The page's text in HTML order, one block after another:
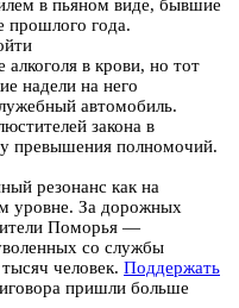
в пьяном виде, бывшие
прошлого года.
алкоголя в крови, но тот
надели на него
автомобиль.
закона в
превышения полномочий.
резонанс как на
уровне. За дорожных
Поморья —
со службы
человек. Поддержать
пришли больше